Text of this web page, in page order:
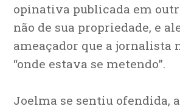
opinativa publicada em
não de sua propriedade, e
ameaçador que a jornalista
“onde estava se metendo”.
Joelma se sentiu ofendida,